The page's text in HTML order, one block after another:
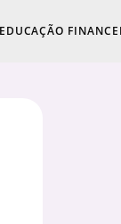
EDUCAÇÃO